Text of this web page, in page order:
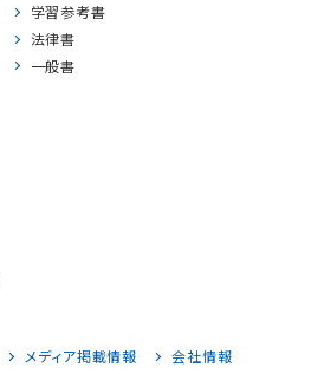
学習参考書
法律書
一般書
メディア掲載情報 会社情報